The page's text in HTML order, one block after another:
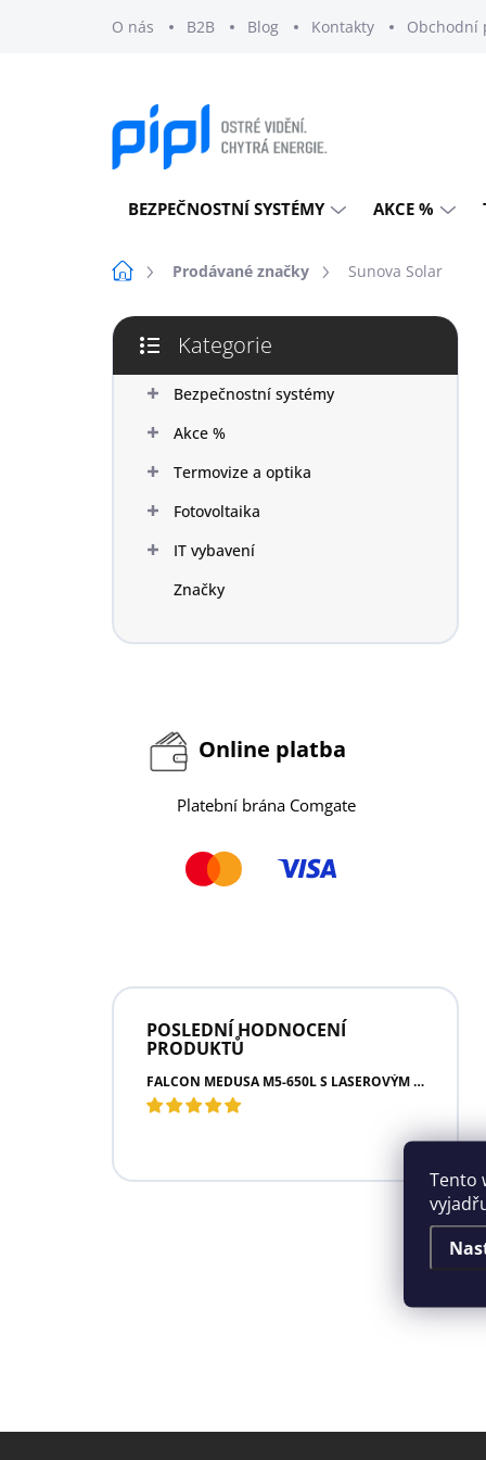
Tento
O nás B2B Blog Kontakty Obchodní
BEZPEČNOSTNÍ SYSTÉMY AKCE %
DomůProdávané značky Sunova Solar
P
s
l
Přeskočit
kategorie
Kategorie
Bezpečnostní systémy
Akce %
Termovize a optika
Fotovoltaika
IT vybavení
Značky
Online platba
Platební brána Comgate
POSLEDNÍ HODNOCENÍ
PRODUKTŮ
FALCON MEDUSA M5-650L S LASEROVÝM DÁLKOMĚREM